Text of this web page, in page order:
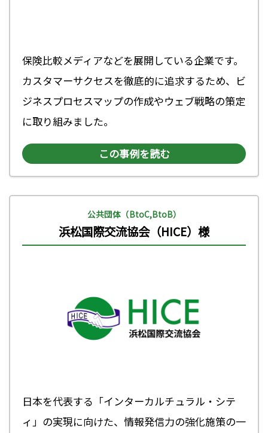
保険比較メディアなどを展開している企業です。
カスタマーサクセスを徹底的に追求するため、ビ
ジネスプロセスマップの作成やウェブ戦略の策定
に取り組みました。
この事例を読む
公共団体（BtoC,BtoB）
浜松国際交流協会（HICE）様
日本を代表する「インターカルチュラル・シテ
ィ」の実現に向けた、情報発信力の強化施策の一